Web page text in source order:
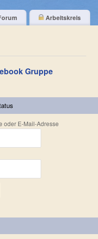
Arbeitskreis
Gruppe
oder E-Mail-Adresse